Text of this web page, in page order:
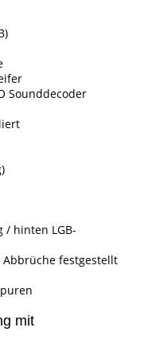
Sounddecoder
/ hinten LGB-
festgestellt
mit